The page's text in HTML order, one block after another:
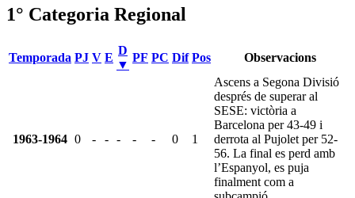
1° Categoria Regional
Temporada PJ V E
D
▼
PF PC Dif Pos Observacions
1963-1964 0 - - - - - 0 1
Ascens a Segona Divisió
després de superar al
SESE: victòria a
Barcelona per 43-49 i
derrota al Pujolet per 52-
56. La final es perd amb
l’Espanyol, es puja
finalment com a